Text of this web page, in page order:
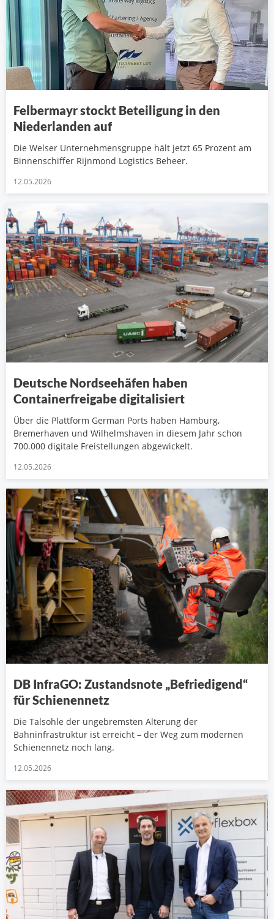
Felbermayr stockt Beteiligung in den
Niederlanden auf
Die Welser Unternehmensgruppe hält jetzt 65 Prozent am
Binnenschiffer Rijnmond Logistics Beheer.
12.05.2026
Deutsche Nordseehäfen haben
Containerfreigabe digitalisiert
Über die Plattform German Ports haben Hamburg,
Bremerhaven und Wilhelmshaven in diesem Jahr schon
700.000 digitale Freistellungen abgewickelt.
12.05.2026
DB InfraGO: Zustandsnote „Befriedigend“
für Schienennetz
Die Talsohle der ungebremsten Alterung der
Bahninfrastruktur ist erreicht – der Weg zum modernen
Schienennetz noch lang.
12.05.2026